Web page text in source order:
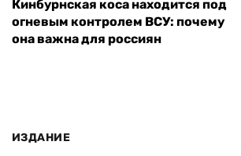
Кинбурнская коса находится под
огневым контролем ВСУ: почему
она важна для россиян
ИЗДАНИЕ